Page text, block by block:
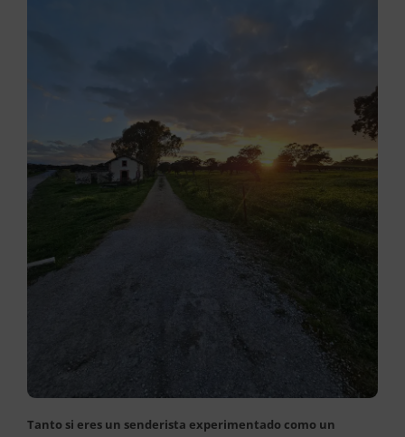
Tanto si eres un senderista experimentado como un